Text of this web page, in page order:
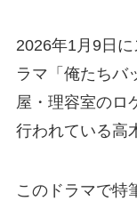
2026年1月9日
ラマ「俺たちバ
屋・理容室のロ
行われている高
このドラマで特